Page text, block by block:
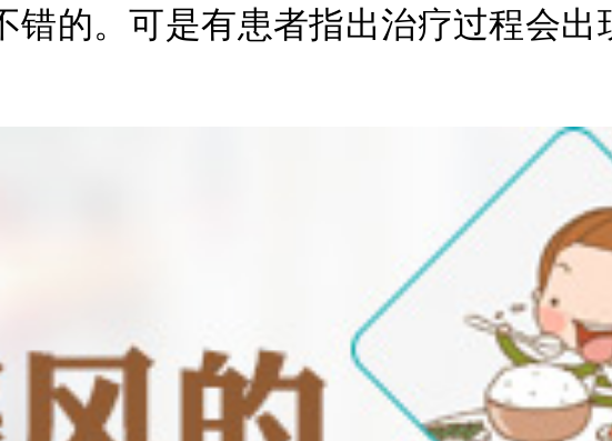
错的。可是有患者指出治疗过程会